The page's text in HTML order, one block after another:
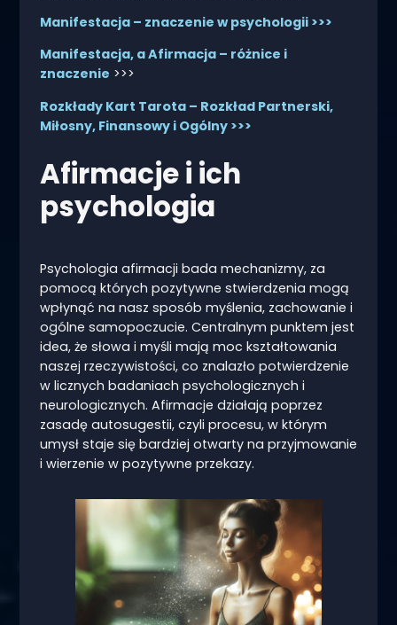
Manifestacja – znaczenie w psychologii >>>
Manifestacja, a Afirmacja – różnice i
znaczenie >>>
Rozkłady Kart Tarota – Rozkład Partnerski,
Miłosny, Finansowy i Ogólny >>>
Afirmacje i ich
psychologia
Psychologia afirmacji bada mechanizmy, za
pomocą których pozytywne stwierdzenia mogą
wpłynąć na nasz sposób myślenia, zachowanie i
ogólne samopoczucie. Centralnym punktem jest
idea, że słowa i myśli mają moc kształtowania
naszej rzeczywistości, co znalazło potwierdzenie
w licznych badaniach psychologicznych i
neurologicznych. Afirmacje działają poprzez
zasadę autosugestii, czyli procesu, w którym
umysł staje się bardziej otwarty na przyjmowanie
i wierzenie w pozytywne przekazy.